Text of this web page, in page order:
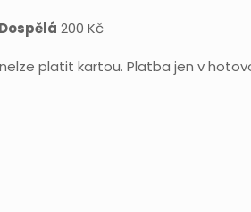
Dospělá 200 Kč
platit kartou. Platba jen v